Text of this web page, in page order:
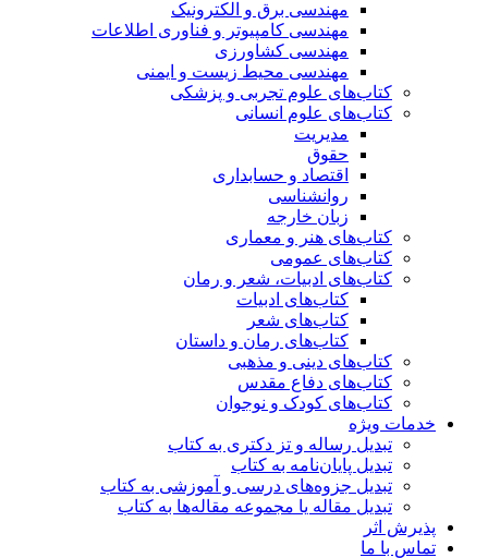
مهندسی برق و الکترونیک
مهندسی کامپیوتر و فناوری اطلاعات
مهندسی کشاورزی
مهندسی محیط زیست و ایمنی
کتاب‌های علوم تجربی و پزشکی
کتاب‌های علوم انسانی
مدیریت
حقوق
اقتصاد و حسابداری
روانشناسی
زبان خارجه
کتاب‌های هنر و معماری
کتاب‌های عمومی
کتاب‌های ادبیات، شعر و رمان
کتاب‌های ادبیات
کتاب‌های شعر
کتاب‌های رمان و داستان
کتاب‌های دینی و مذهبی
کتاب‌های دفاع مقدس
کتاب‌های کودک و نوجوان
خدمات ویژه
تبدیل رساله و تز دکتری به کتاب
تبدیل پایان‌نامه به کتاب
تبدیل جزوه‌های درسی و آموزشی به کتاب
تبدیل مقاله یا مجموعه مقاله‌ها به کتاب
پذیرش اثر
تماس با ما